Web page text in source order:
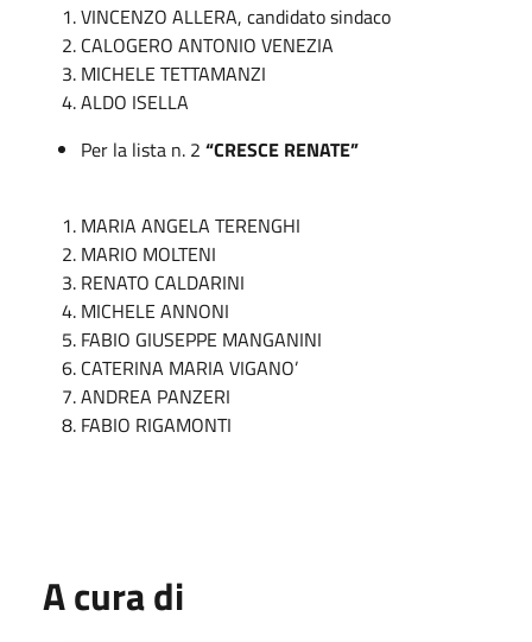
VINCENZO ALLERA, candidato sindaco
CALOGERO ANTONIO VENEZIA
MICHELE TETTAMANZI
ALDO ISELLA
Per la lista n. 2 “CRESCE RENATE”
MARIA ANGELA TERENGHI
MARIO MOLTENI
RENATO CALDARINI
MICHELE ANNONI
FABIO GIUSEPPE MANGANINI
CATERINA MARIA VIGANO’
ANDREA PANZERI
FABIO RIGAMONTI
A cura di